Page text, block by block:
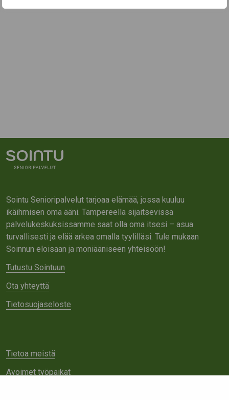
Sointu Senioripalvelut tarjoaa elämää, jossa kuuluu
ikäihmisen oma ääni. Tampereella sijaitsevissa
palvelukeskuksissamme saat olla oma itsesi – asua
turvallisesti ja elää arkea omalla tyylilläsi. Tule mukaan
Soinnun eloisaan ja moniääniseen yhteisöön!
Tutustu Sointuun
Ota yhteyttä
Tietosuojaseloste
Tietoa meistä
Avoimet työpaikat